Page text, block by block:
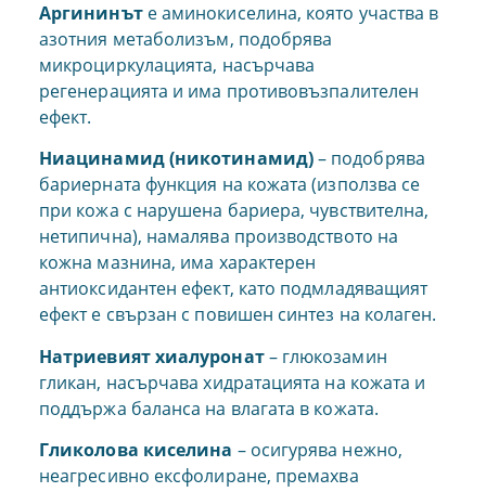
Аргининъте аминокиселина, която участва в
азотния метаболизъм, подобрява
микроциркулацията, насърчава
регенерацията и има противовъзпалителен
ефект.
Ниацинамид (никотинамид)– подобрява
бариерната функция на кожата (използва се
при кожа с нарушена бариера, чувствителна,
нетипична), намалява производството на
кожна мазнина, има характерен
антиоксидантен ефект, като подмладяващият
ефект е свързан с повишен синтез на колаген.
Натриевият хиалуронат– глюкозамин
гликан, насърчава хидратацията на кожата и
поддържа баланса на влагата в кожата.
Гликолова киселина – осигурява нежно,
неагресивно ексфолиране, премахва